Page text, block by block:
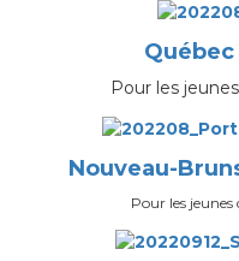
Pour les
Nouveau-
Pour les